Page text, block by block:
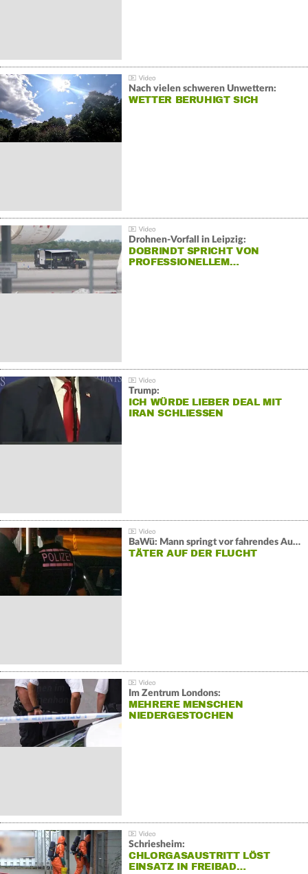
Nach vielen schweren Unwettern:
WETTER BERUHIGT SICH
Drohnen-Vorfall in Leipzig:
DOBRINDT SPRICHT VON
PROFESSIONELLEM…
Trump:
ICH WÜRDE LIEBER DEAL MIT
IRAN SCHLIESSEN
BaWü: Mann springt vor fahrendes Auto und schießt
TÄTER AUF DER FLUCHT
Im Zentrum Londons:
MEHRERE MENSCHEN
NIEDERGESTOCHEN
Schriesheim:
CHLORGASAUSTRITT LÖST
EINSATZ IN FREIBAD…